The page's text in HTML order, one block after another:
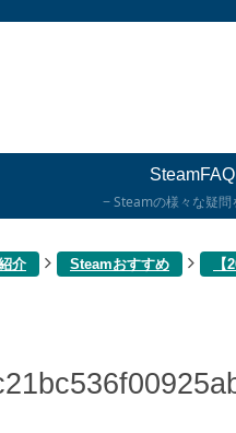
SteamFAQ
Steamの様々な疑問
介 Steamおすすめ